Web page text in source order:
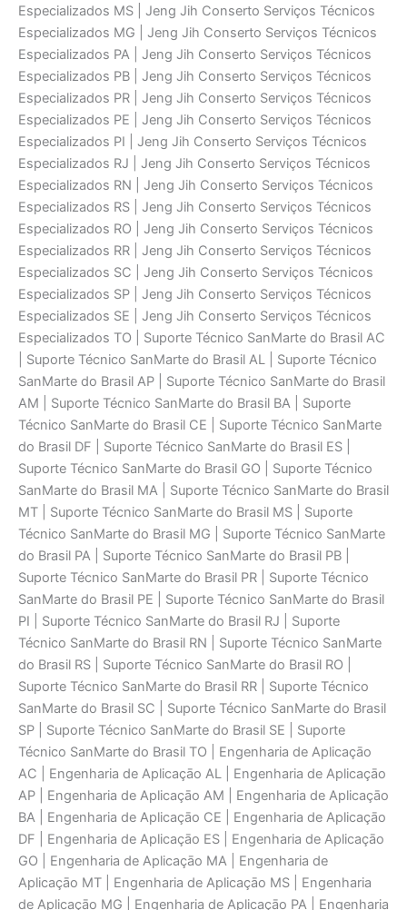
Especializados MS | Jeng Jih Conserto Serviços Técnicos
Especializados MG | Jeng Jih Conserto Serviços Técnicos
Especializados PA | Jeng Jih Conserto Serviços Técnicos
Especializados PB | Jeng Jih Conserto Serviços Técnicos
Especializados PR | Jeng Jih Conserto Serviços Técnicos
Especializados PE | Jeng Jih Conserto Serviços Técnicos
Especializados PI | Jeng Jih Conserto Serviços Técnicos
Especializados RJ | Jeng Jih Conserto Serviços Técnicos
Especializados RN | Jeng Jih Conserto Serviços Técnicos
Especializados RS | Jeng Jih Conserto Serviços Técnicos
Especializados RO | Jeng Jih Conserto Serviços Técnicos
Especializados RR | Jeng Jih Conserto Serviços Técnicos
Especializados SC | Jeng Jih Conserto Serviços Técnicos
Especializados SP | Jeng Jih Conserto Serviços Técnicos
Especializados SE | Jeng Jih Conserto Serviços Técnicos
Especializados TO | Suporte Técnico SanMarte do Brasil AC
| Suporte Técnico SanMarte do Brasil AL | Suporte Técnico
SanMarte do Brasil AP | Suporte Técnico SanMarte do Brasil
AM | Suporte Técnico SanMarte do Brasil BA | Suporte
Técnico SanMarte do Brasil CE | Suporte Técnico SanMarte
do Brasil DF | Suporte Técnico SanMarte do Brasil ES |
Suporte Técnico SanMarte do Brasil GO | Suporte Técnico
SanMarte do Brasil MA | Suporte Técnico SanMarte do Brasil
MT | Suporte Técnico SanMarte do Brasil MS | Suporte
Técnico SanMarte do Brasil MG | Suporte Técnico SanMarte
do Brasil PA | Suporte Técnico SanMarte do Brasil PB |
Suporte Técnico SanMarte do Brasil PR | Suporte Técnico
SanMarte do Brasil PE | Suporte Técnico SanMarte do Brasil
PI | Suporte Técnico SanMarte do Brasil RJ | Suporte
Técnico SanMarte do Brasil RN | Suporte Técnico SanMarte
do Brasil RS | Suporte Técnico SanMarte do Brasil RO |
Suporte Técnico SanMarte do Brasil RR | Suporte Técnico
SanMarte do Brasil SC | Suporte Técnico SanMarte do Brasil
SP | Suporte Técnico SanMarte do Brasil SE | Suporte
Técnico SanMarte do Brasil TO | Engenharia de Aplicaçāo
AC | Engenharia de Aplicaçāo AL | Engenharia de Aplicaçāo
AP | Engenharia de Aplicaçāo AM | Engenharia de Aplicaçāo
BA | Engenharia de Aplicaçāo CE | Engenharia de Aplicaçāo
DF | Engenharia de Aplicaçāo ES | Engenharia de Aplicaçāo
GO | Engenharia de Aplicaçāo MA | Engenharia de
Aplicaçāo MT | Engenharia de Aplicaçāo MS | Engenharia
de Aplicaçāo MG | Engenharia de Aplicaçāo PA | Engenharia